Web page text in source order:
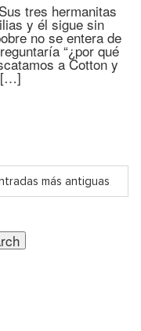
tres hermanitas
y él sigue sin
no se entera de
“¿por qué
a Cotton y
[…]
más antiguas